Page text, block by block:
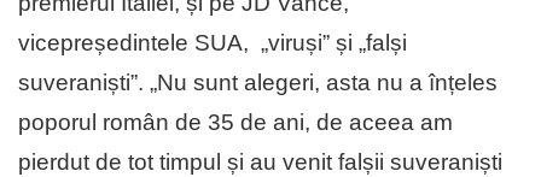
vicepreședintele SUA, „viruși” și „falși
suveraniști”. „Nu sunt alegeri, asta nu a înțeles
poporul român de 35 de ani, de aceea am
pierdut de tot timpul și au venit falșii suveraniști